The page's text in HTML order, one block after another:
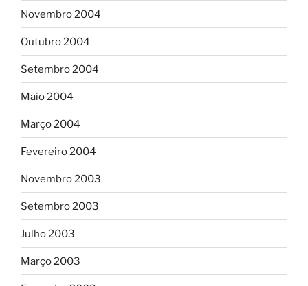
Novembro 2004
Outubro 2004
Setembro 2004
Maio 2004
Março 2004
Fevereiro 2004
Novembro 2003
Setembro 2003
Julho 2003
Março 2003